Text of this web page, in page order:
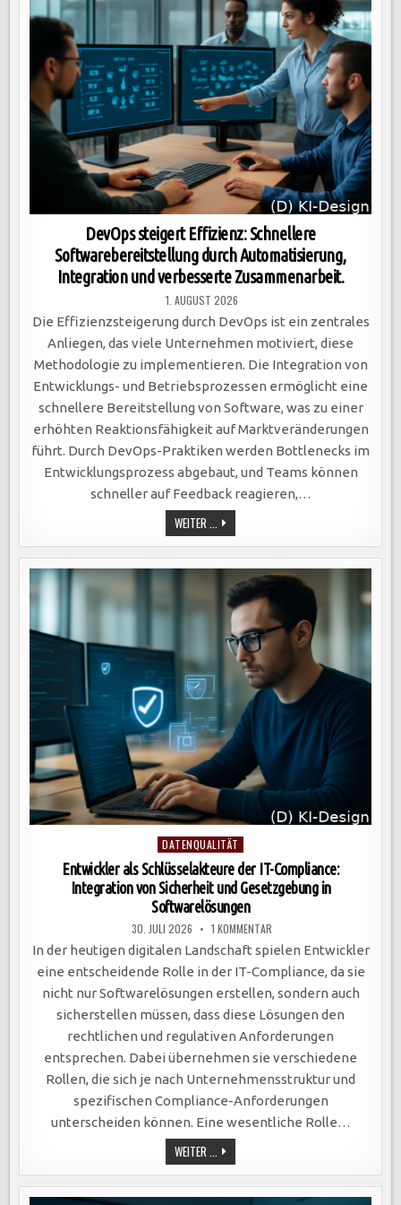
DevOps steigert Effizienz: Schnellere
Softwarebereitstellung durch Automatisierung,
Integration und verbesserte Zusammenarbeit.
1. AUGUST 2026
Die Effizienzsteigerung durch DevOps ist ein zentrales
Anliegen, das viele Unternehmen motiviert, diese
Methodologie zu implementieren. Die Integration von
Entwicklungs- und Betriebsprozessen ermöglicht eine
schnellere Bereitstellung von Software, was zu einer
erhöhten Reaktionsfähigkeit auf Marktveränderungen
führt. Durch DevOps-Praktiken werden Bottlenecks im
Entwicklungsprozess abgebaut, und Teams können
schneller auf Feedback reagieren,…
WEITER ... DEVOPS
STEIGERT
EFFIZIENZ:
SCHNELLERE
SOFTWAREBEREITSTELLUNG
DURCH
AUTOMATISIERUNG,
INTEGRATION
UND
VERBESSERTE
ZUSAMMENARBEIT.
Posted
in
DATENQUALITÄT
Entwickler als Schlüsselakteure der IT-Compliance:
Integration von Sicherheit und Gesetzgebung in
Softwarelösungen
30. JULI 2026 1 KOMMENTAR
ALS
SCHLÜSSELAKTEURE
DER
IT-
COMPLIANCE:
INTEGRATION
VON
SICHERHEIT
UND
GESETZGEBUNG
IN
SOFTWARELÖSUNGEN
In der heutigen digitalen Landschaft spielen Entwickler
eine entscheidende Rolle in der IT-Compliance, da sie
nicht nur Softwarelösungen erstellen, sondern auch
sicherstellen müssen, dass diese Lösungen den
rechtlichen und regulativen Anforderungen
entsprechen. Dabei übernehmen sie verschiedene
Rollen, die sich je nach Unternehmensstruktur und
spezifischen Compliance-Anforderungen
unterscheiden können. Eine wesentliche Rolle…
WEITER ... ENTWICKLER
ALS
SCHLÜSSELAKTEURE
DER
IT-